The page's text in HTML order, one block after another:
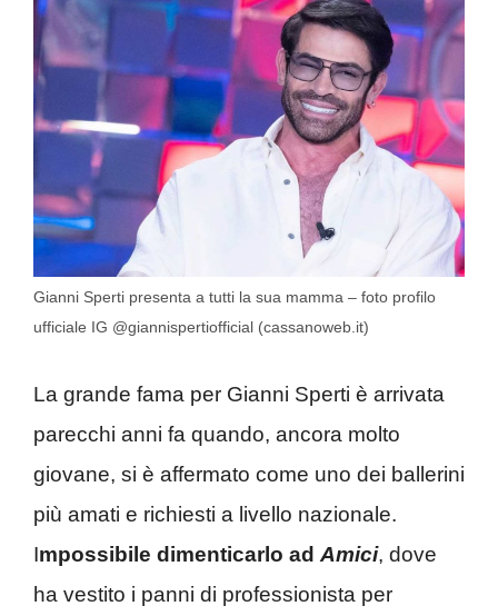
Gianni Sperti presenta a tutti la sua mamma – foto profilo
ufficiale IG @giannispertiofficial (cassanoweb.it)
La grande fama per Gianni Sperti è arrivata
parecchi anni fa quando, ancora molto
giovane, si è affermato come uno dei ballerini
più amati e richiesti a livello nazionale.
Impossibile dimenticarlo ad Amici, dove
ha vestito i panni di professionista per